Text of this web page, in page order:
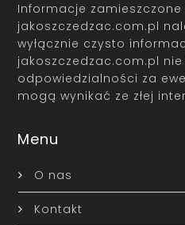
Informacje
jakoszczedzac.com.pl
wyłącznie czysto
jakoszczedzac.com.pl nie
odpowiedzialności za
mogą wynikać ze złej
Menu
O nas
Kontakt